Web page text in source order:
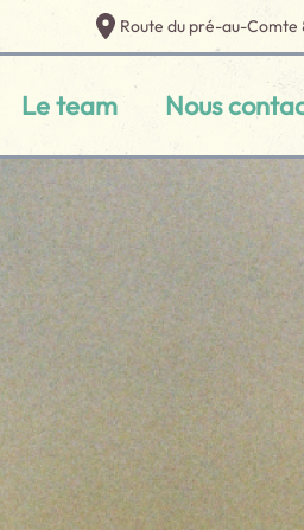
Route du pré-au-Comte
Le team Nous